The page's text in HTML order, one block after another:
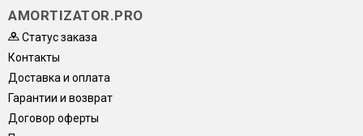
AMORTIZATOR.PRO
Статус заказа
Контакты
Доставка и оплата
Гарантии и возврат
Договор оферты